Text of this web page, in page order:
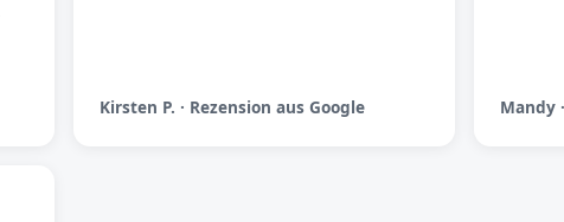
Kirsten P. · Rezension aus Google Mandy